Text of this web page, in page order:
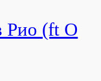
Рио (ft O